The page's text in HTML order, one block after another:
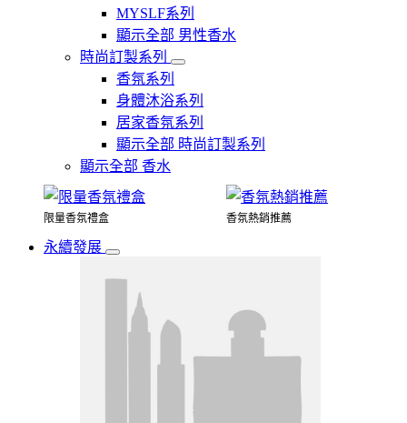
MYSLF系列
顯示全部 男性香水
時尚訂製系列
香氛系列
身體沐浴系列
居家香氛系列
顯示全部 時尚訂製系列
顯示全部 香水
限量香氛禮盒 香氛熱銷推薦
永續發展